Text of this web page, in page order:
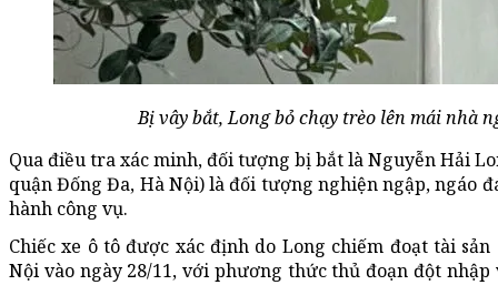
Bị vây bắt, Long bỏ chạy trèo lên mái nhà
Qua điều tra xác minh, đối tượng bị bắt là Nguyễn Hải
quận Đống Đa, Hà Nội) là đối tượng nghiện ngập, ngáo
hành công vụ.
Chiếc xe ô tô được xác định do Long chiếm đoạt tài
Nội vào ngày 28/11, với phương thức thủ đoạn đột